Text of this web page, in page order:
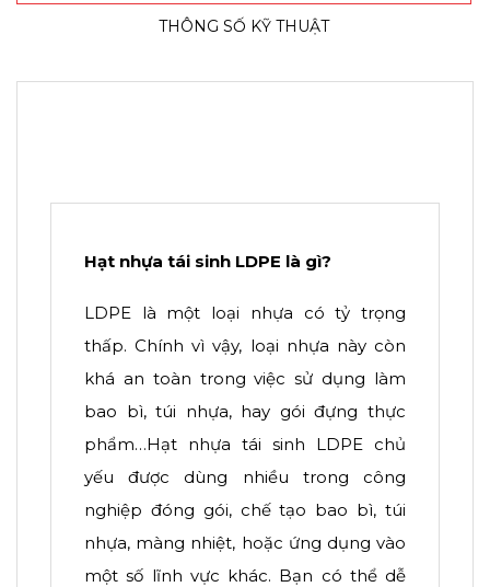
THÔNG SỐ KỸ THUẬT
Hạt nhựa tái sinh LDPE là gì?
LDPE là một loại nhựa có tỷ trọng
thấp. Chính vì vậy, loại nhựa này còn
khá an toàn trong việc sử dụng làm
bao bì, túi nhựa, hay gói đựng thực
phẩm…Hạt nhựa tái sinh LDPE chủ
yếu được dùng nhiều trong công
nghiệp đóng gói, chế tạo bao bì, túi
nhựa, màng nhiệt, hoặc ứng dụng vào
một số lĩnh vực khác. Bạn có thể dễ